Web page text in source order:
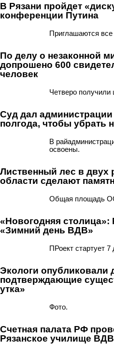
В Рязани пройдет
конференции Путина
Приглашаются
По делу о незаконной
допрошено 600
человек
Четверо
Суд дал администрации
полгода, чтобы убрать
В
освоены.
Лиственный лес в двух
области сделают
Общая площадь
«Новогодняя
«Зимний день ВДВ»
ПРоект стартует 7
Экологи опубликовали
подтверждающие
утка»
Фото.
Счетная палата РФ
Рязанское училище ВДВ